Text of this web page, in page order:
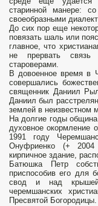
старинной манере:
своеобразными
До сих пор еще
повязать шаль или
главное, что
не прервать связь
староверами.
В довоенное время в
совершались
священник Даниил
Даниил был
землей в неизвестном
На долгие годы
духовное окормление
1991 году
Онуфриенко (+ 2004
кирпичное здание,
Батюшка Петр
приспособив его для
свод и над
черемшанских
Пресвятой Богородицы.